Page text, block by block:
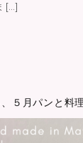
[…]
、５月パンと料